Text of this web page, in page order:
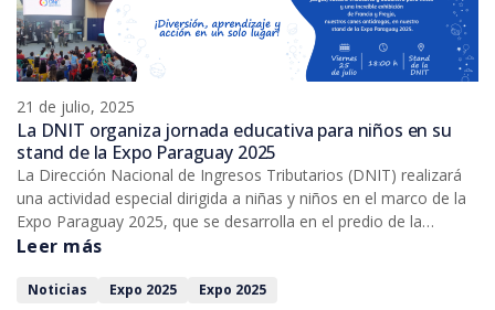
21 de julio, 2025
La DNIT organiza jornada educativa para niños en su
stand de la Expo Paraguay 2025
La Dirección Nacional de Ingresos Tributarios (DNIT) realizará
una actividad especial dirigida a niñas y niños en el marco de la
Expo Paraguay 2025, que se desarrolla en el predio de la
Asociación Rural del Paraguay (ARP), en Mariano Roque Alonso.
Leer más
Noticias Expo 2025 Expo 2025